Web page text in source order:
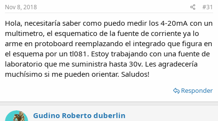
Nov 8, 2018 #31
Hola, necesitaría saber como puedo medir los 4-20mA con un
multimetro, el esquematico de la fuente de corriente ya lo
arme en protoboard reemplazando el integrado que figura en
el esquema por un tl081. Estoy trabajando con una fuente de
laboratorio que me suministra hasta 30v. Les agradecería
muchísimo si me pueden orientar. Saludos!
Responder
Gudino Roberto duberlin